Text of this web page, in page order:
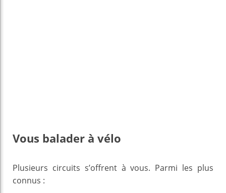
Vous balader à vélo
Plusieurs circuits s’offrent à vous. Parmi les plus
connus :